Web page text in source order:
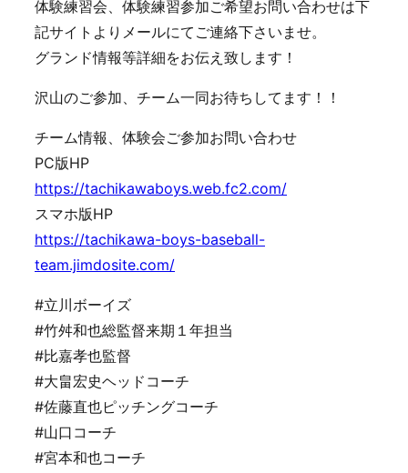
体験練習会、体験練習参加ご希望お問い合わせは下
記サイトよりメールにてご連絡下さいませ。
グランド情報等詳細をお伝え致します！
沢山のご参加、チーム一同お待ちしてます！！
チーム情報、体験会ご参加お問い合わせ
PC版HP
https://tachikawaboys.web.fc2.com/
スマホ版HP
https://tachikawa-boys-baseball-
team.jimdosite.com/
#立川ボーイズ
#竹舛和也総監督来期１年担当
#比嘉孝也監督
#大畠宏史ヘッドコーチ
#佐藤直也ピッチングコーチ
#山口コーチ
#宮本和也コーチ